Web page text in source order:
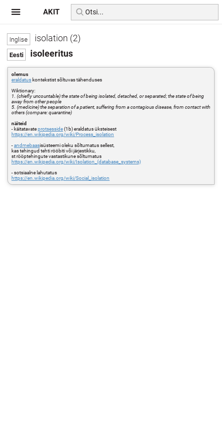
isolation (2)
isoleeritus
olemus
eraldatus kontekstist sõltuvas tähenduses
Wiktionary:
1. (chiefly uncountable) the state of being isolated, detached, or separated; the state of being
away from other people
5. (medicine) the separation of a patient, suffering from a contagious disease, from contact with
others (compare: quarantine)
näiteid
- käitatavateprotsesside(1b) eraldatus üksteisest
https://en.wikipedia.org/wiki/Process_isolation
-andmebaasisüsteemi oleku sõltumatus sellest,
kas tehingud tehti rööbiti või järjestikku,
st rööptehingute vastastikune sõltumatus
https://en.wikipedia.org/wiki/Isolation_(database_systems)
- sotsiaalne lahutatus
https://en.wikipedia.org/wiki/Social_isolation
AKIT